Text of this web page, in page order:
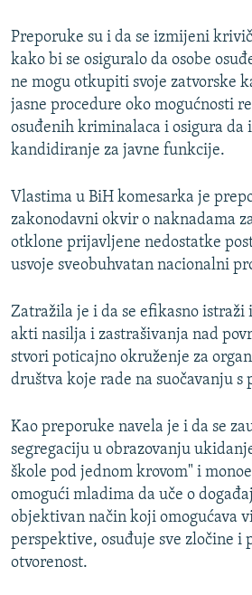
Preporuke su i da se izmijeni
kako bi se osiguralo da osobe
ne mogu otkupiti svoje zatvorske
jasne procedure oko mogućnosti
osuđenih kriminalaca i osigura da
kandidiranje za javne funkcije.
Vlastima u BiH komesarka je
zakonodavni okvir o naknadama
otklone prijavljene nedostatke
usvoje sveobuhvatan nacionalni
Zatražila je i da se efikasno istraži
akti nasilja i zastrašivanja nad
stvori poticajno okruženje za
društva koje rade na suočavanju s
Kao preporuke navela je i da se
segregaciju u obrazovanju
škole pod jednom krovom" i
omogući mladima da uče o
objektivan način koji omogućava
perspektive, osuđuje sve zločine i
otvorenost.